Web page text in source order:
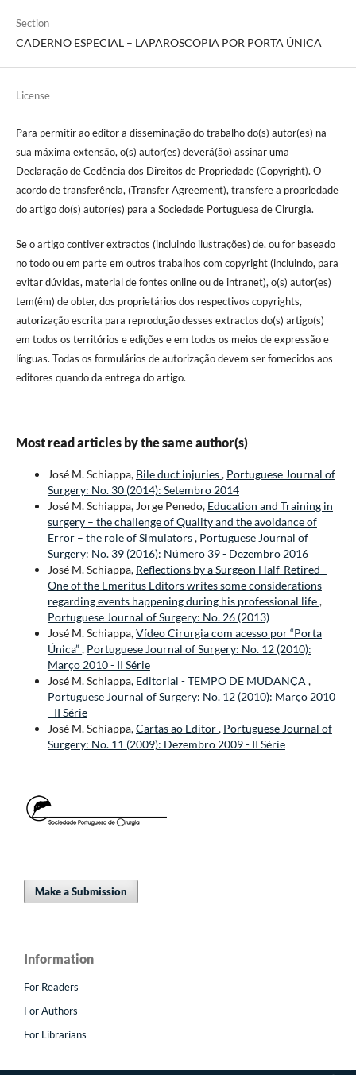
Section
CADERNO ESPECIAL – LAPAROSCOPIA POR PORTA ÚNICA
License
Para permitir ao editor a disseminação do trabalho do(s) autor(es) na
sua máxima extensão, o(s) autor(es) deverá(ão) assinar uma
Declaração de Cedência dos Direitos de Propriedade (Copyright). O
acordo de transferência, (Transfer Agreement), transfere a propriedade
do artigo do(s) autor(es) para a Sociedade Portuguesa de Cirurgia.
Se o artigo contiver extractos (incluindo ilustrações) de, ou for baseado
no todo ou em parte em outros trabalhos com copyright (incluindo, para
evitar dúvidas, material de fontes online ou de intranet), o(s) autor(es)
tem(êm) de obter, dos proprietários dos respectivos copyrights,
autorização escrita para reprodução desses extractos do(s) artigo(s)
em todos os territórios e edições e em todos os meios de expressão e
línguas. Todas os formulários de autorização devem ser fornecidos aos
editores quando da entrega do artigo.
Most read articles by the same author(s)
José M. Schiappa, Bile duct injuries, Portuguese Journal of
Surgery: No. 30 (2014): Setembro 2014
José M. Schiappa, Jorge Penedo, Education and Training in
surgery – the challenge of Quality and the avoidance of
Error – the role of Simulators, Portuguese Journal of
Surgery: No. 39 (2016): Número 39 - Dezembro 2016
José M. Schiappa, Reflections by a Surgeon Half-Retired -
One of the Emeritus Editors writes some considerations
regarding events happening during his professional life,
Portuguese Journal of Surgery: No. 26 (2013)
José M. Schiappa,Vídeo Cirurgia com acesso por “Porta
Única”, Portuguese Journal of Surgery: No. 12 (2010):
Março 2010 - II Série
José M. Schiappa, Editorial - TEMPO DE MUDANÇA ,
Portuguese Journal of Surgery: No. 12 (2010): Março 2010
- II Série
José M. Schiappa,Cartas ao Editor, Portuguese Journal of
Surgery: No. 11 (2009): Dezembro 2009 - II Série
Make a Submission
Information
For Readers
For Authors
For Librarians